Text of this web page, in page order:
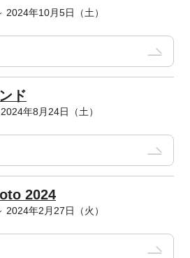
年10月5日（土）
ド
年8月24日（土）
2024
年2月27日（火）